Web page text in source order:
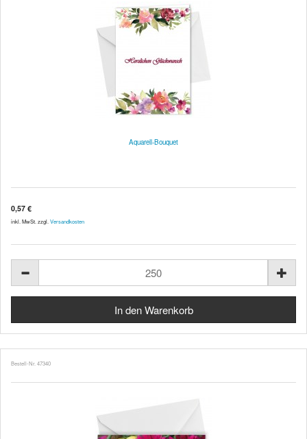
Aquarell-Bouquet
0,57 €
inkl. MwSt. zzgl. Versandkosten
Bestell-Nr. 47340